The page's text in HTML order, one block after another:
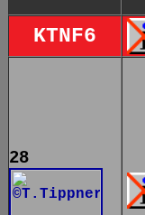
KTNF6
28